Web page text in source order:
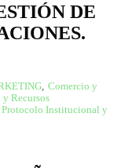
DE
Comercio y
Recursos
Institucional y